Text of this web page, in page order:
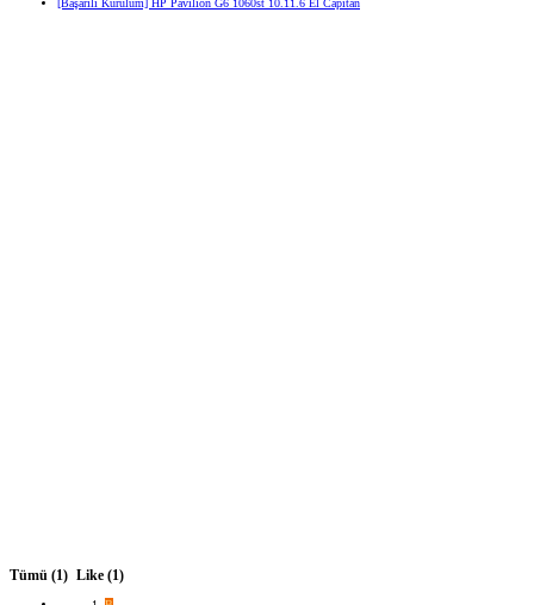
Tümü (1) Like (1)